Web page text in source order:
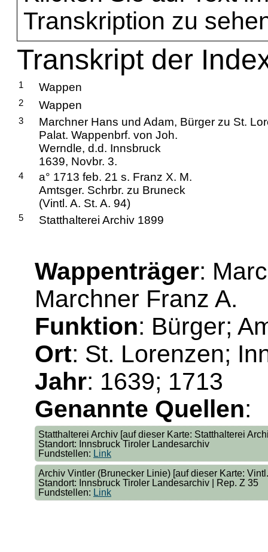
Transkription zu
Transkript der
1 Wappen
2 Wappen
3
Marchner Hans und Adam, Bürger zu St.
Palat. Wappenbrf. von Joh.
Werndle, d.d. Innsbruck
1639, Novbr. 3.
4
a° 1713 feb. 21 s. Franz X. M.
Amtsger. Schrbr. zu Bruneck
(Vintl. A. St. A. 94)
5 Statthalterei Archiv 1899
Wappenträger:
Marchner Franz A.
Funktion: Bürger;
Ort: St. Lorenzen;
Jahr: 1639; 1713
Genannte Quellen:
Statthalterei Archiv [auf dieser Karte: Statthalterei
Standort: Innsbruck Tiroler Landesarchiv
Fundstellen: Link
Archiv Vintler (Brunecker Linie) [auf dieser Karte:
Standort: Innsbruck Tiroler Landesarchiv | Rep. Z 35
Fundstellen: Link